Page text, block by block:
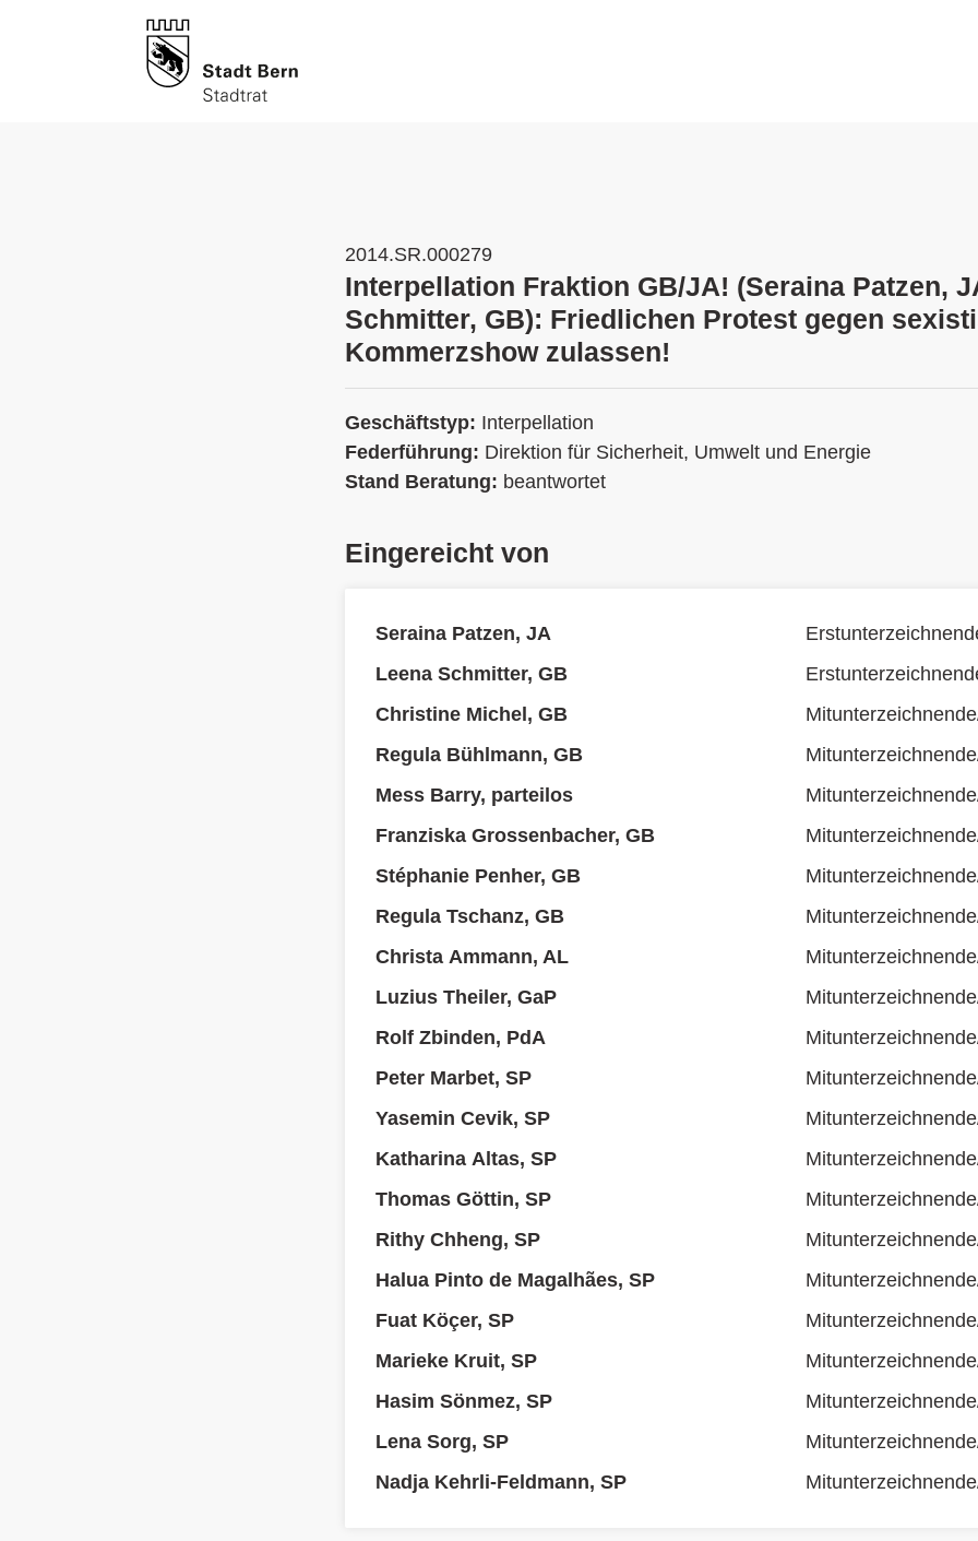
2014.SR.000279
Interpellation Fraktion GB/JA! (Seraina Patzen,
Schmitter, GB): Friedlichen Protest gegen
Kommerzshow zulassen!
Geschäftstyp: Interpellation
Federführung: Direktion für Sicherheit, Umwelt und Energie
Stand Beratung: beantwortet
Eingereicht von
Seraina Patzen, JA
Leena Schmitter, GB
Christine Michel, GB
Regula Bühlmann, GB
Mess Barry, parteilos
Franziska Grossenbacher, GB
Stéphanie Penher, GB
Regula Tschanz, GB
Christa Ammann, AL
Luzius Theiler, GaP
Rolf Zbinden, PdA
Peter Marbet, SP
Yasemin Cevik, SP
Katharina Altas, SP
Thomas Göttin, SP
Rithy Chheng, SP
Halua Pinto de Magalhães, SP
Fuat Köçer, SP
Marieke Kruit, SP
Hasim Sönmez, SP
Lena Sorg, SP
Nadja Kehrli-Feldmann, SP